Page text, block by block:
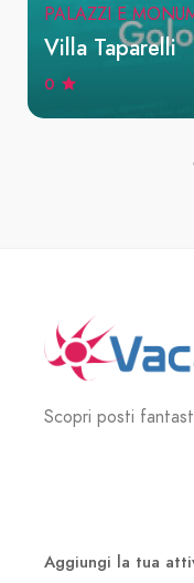
PALAZZI E
Villa Taparelli
0
Scopri posti
Aggiungi la tua